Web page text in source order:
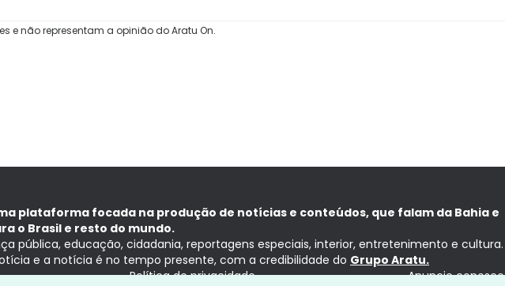
e não representam a opinião do Aratu On.
plataforma focada na produção de notícias e conteúdos, que falam da Bahia e
o Brasil e resto do mundo.
pública, educação, cidadania, reportagens especiais, interior, entretenimento e cultura.
e a notícia é no tempo presente, com a credibilidade do Grupo Aratu.
Política de privacidade Anuncie conosco